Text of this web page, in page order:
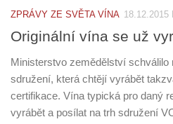
ZPRÁVY ZE SVĚTA VÍNA 18.12.2015
Originální vína se už
Ministerstvo zemědělství schválilo
sdružení, která chtějí vyrábět
certifikace. Vína typická pro daný
vyrábět a posílat na trh sdružení